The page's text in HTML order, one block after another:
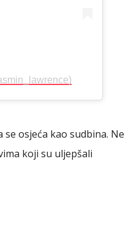
osjeća kao sudbina. Ne
koji su uljepšali